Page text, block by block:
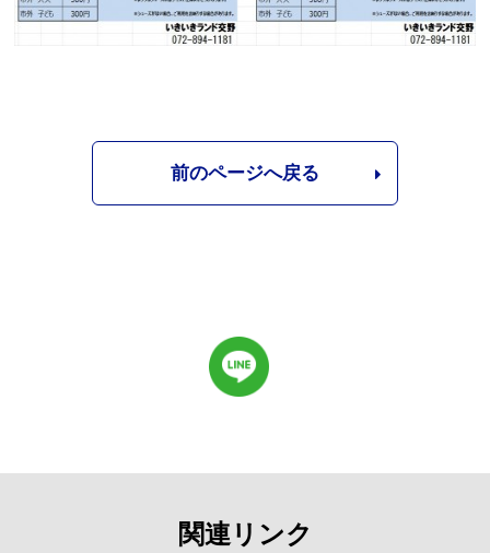
前のページへ戻る
関連リンク